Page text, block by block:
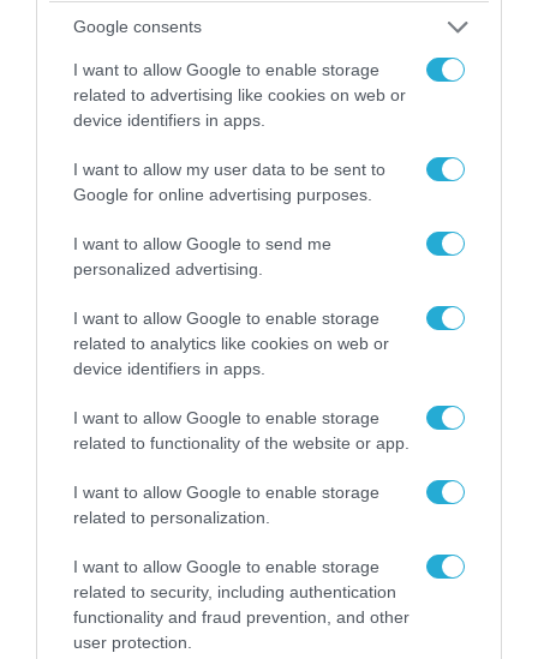
Google consents
I want to allow Google to enable storage
related to advertising like cookies on web or
device identifiers in apps.
I want to allow my user data to be sent to
Google for online advertising purposes.
I want to allow Google to send me
personalized advertising.
I want to allow Google to enable storage
related to analytics like cookies on web or
device identifiers in apps.
I want to allow Google to enable storage
related to functionality of the website or app.
I want to allow Google to enable storage
related to personalization.
I want to allow Google to enable storage
related to security, including authentication
functionality and fraud prevention, and other
user protection.
του Αρκά για τα τατουάζ (φωτο)
07.08.2026 | 20:02
Ο Γιάννης Αλαφούζος «τέλειωσε» τον
Κωνσταντίνο Ζούλα από τον ΣΚΑΪ – Ο λόγος της
απομάκρυνσής του